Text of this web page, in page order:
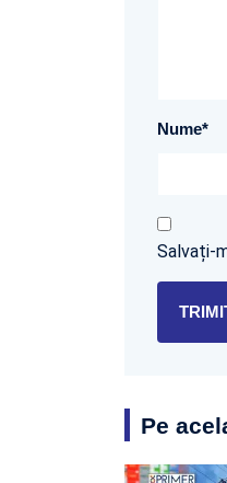
Nume*
Salvați-
Pe